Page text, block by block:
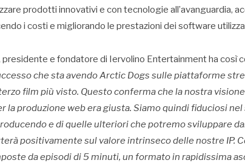
prodotti innovativi e con tecnologie all’avanguardia,
i costi e migliorando le prestazioni dei software
presidente e fondatore di Iervolino Entertainment ha così
che sta avendo Arctic Dogs sulle piattaforme
film più visto. Questo conferma che la nostra
la produzione web era giusta. Siamo quindi fiduciosi
e di quelle ulteriori che potremo sviluppare
positivamente sul valore intrinseco delle nostre IP.
da episodi di 5 minuti, un formato in rapidissima